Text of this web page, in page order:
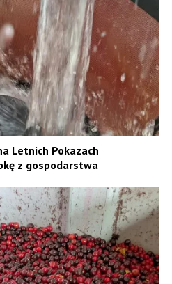
Letnich Pokazach
z gospodarstwa